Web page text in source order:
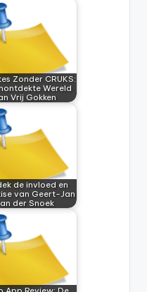
Zonder CRUKS:
Wereld
Vrij Gokken
de invloed en
van Geert-Jan
der Snoek